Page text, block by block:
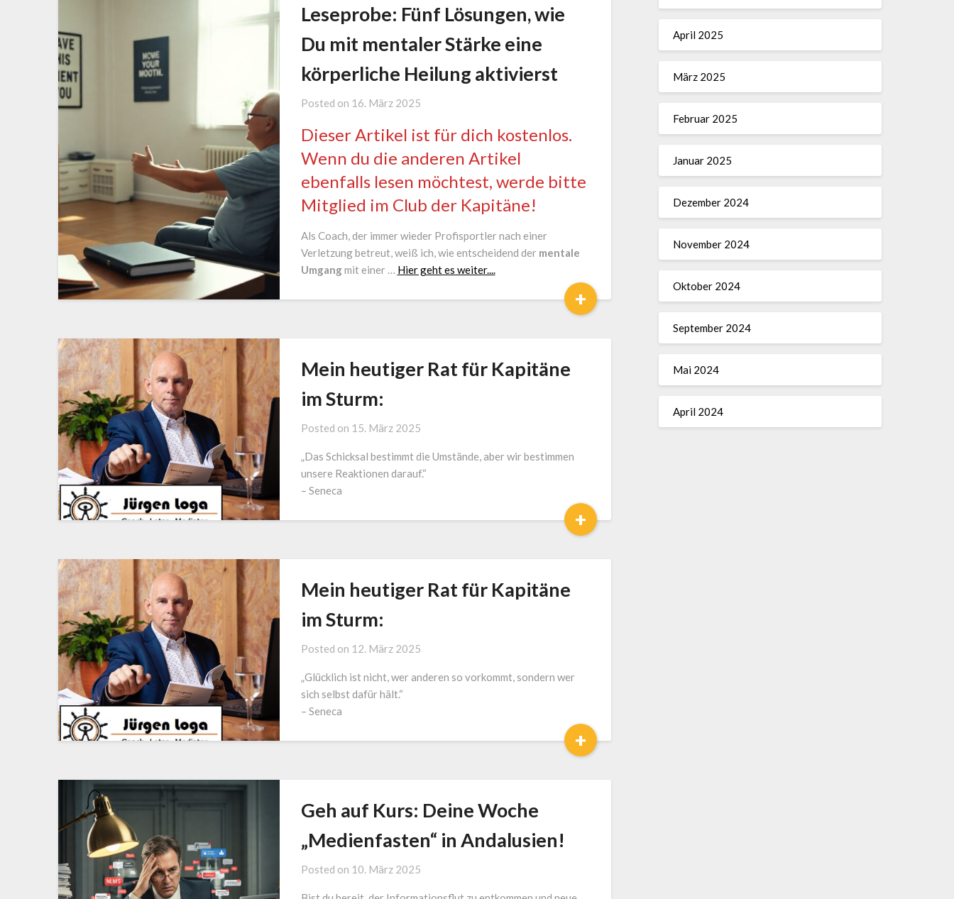
Leseprobe: Fünf Lösungen, wie
Du mit mentaler Stärke eine
körperliche Heilung aktivierst
Posted on 16. März 2025
Loga
Dieser Artikel ist für dich kostenlos.
Wenn du die anderen Artikel
ebenfalls lesen möchtest, werde bitte
Mitglied im Club der Kapitäne!
Als Coach, der immer wieder Profisportler nach einer
Verletzung betreut, weiß ich, wie entscheidend der mentale
Umgang mit einer … Hier geht es weiter....
+
Mein heutiger Rat für Kapitäne
im Sturm:
Posted on 15. März 2025
LOGA,
Lotse
„Das Schicksal bestimmt die Umstände, aber wir bestimmen
unsere Reaktionen darauf.“
– Seneca
+
Mein heutiger Rat für Kapitäne
im Sturm:
Posted on 12. März 2025
LOGA,
„Glücklich ist nicht, wer anderen so vorkommt, sondern wer
sich selbst dafür hält.“
– Seneca
+
Geh auf Kurs: Deine Woche
„Medienfasten“ in Andalusien!
Posted on 10. März 2025
April 2025
März 2025
Februar 2025
Januar 2025
Dezember 2024
November 2024
Oktober 2024
September 2024
Mai 2024
April 2024